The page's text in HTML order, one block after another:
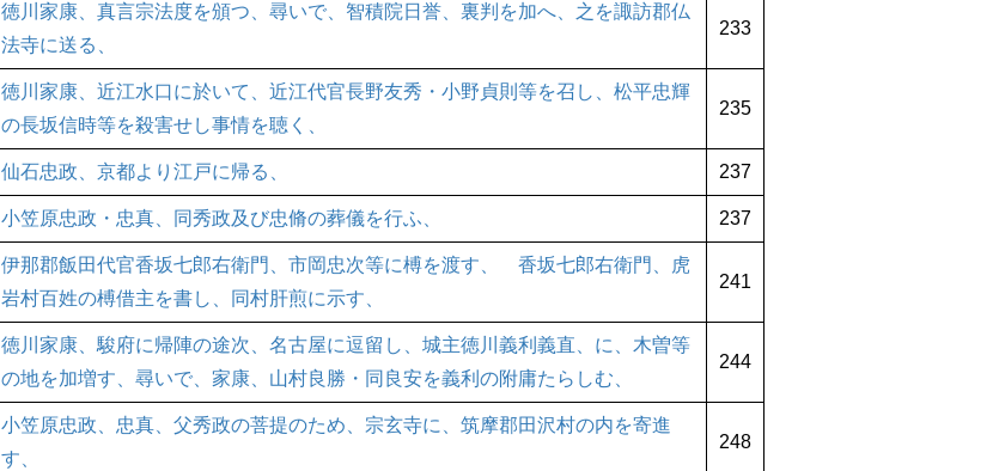
徳川家康、真言宗法度を頒つ、尋いで、智積院日誉、裏判を加へ、之を諏訪郡仏
法寺に送る、
233
徳川家康、近江水口に於いて、近江代官長野友秀・小野貞則等を召し、松平忠輝
の長坂信時等を殺害せし事情を聴く、
235
仙石忠政、京都より江戸に帰る、 237
小笠原忠政・忠真、同秀政及び忠脩の葬儀を行ふ、 237
伊那郡飯田代官香坂七郎右衛門、市岡忠次等に榑を渡す、 香坂七郎右衛門、虎
岩村百姓の榑借主を書し、同村肝煎に示す、
241
徳川家康、駿府に帰陣の途次、名古屋に逗留し、城主徳川義利義直、に、木曽等
の地を加増す、尋いで、家康、山村良勝・同良安を義利の附庸たらしむ、
244
小笠原忠政、忠真、父秀政の菩提のため、宗玄寺に、筑摩郡田沢村の内を寄進
す、
248